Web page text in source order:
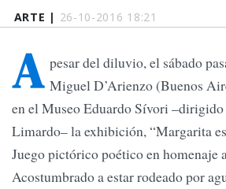
ARTE | 26-10-2016 18:21
A pesar del diluvio, el sábado
Miguel D’Arienzo (Buenos
en el Museo Eduardo Sívori
Limardo– la exhibición, “Margarita
Juego pictórico poético en homenaje
Acostumbrado a estar rodeado por